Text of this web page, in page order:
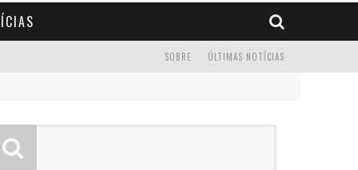
ÚLTIMAS NOTÍCIAS
SOBRE